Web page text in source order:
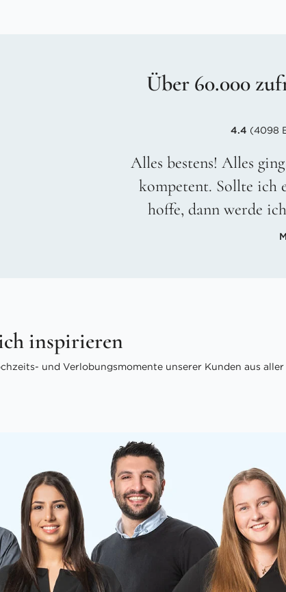
Über 60.000
4.4 (4098
Alles bestens! Alles
kompetent. Sollte ich
hoffe, dann werde
inspirieren
und Verlobungsmomente unserer Kunden aus